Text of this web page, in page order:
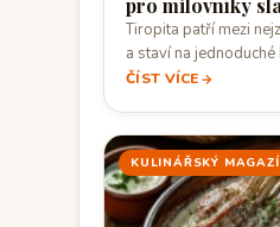
pro milovníky
Tiropita patří mezi
a staví na
ČÍST VÍCE
KULINÁŘSKÝ